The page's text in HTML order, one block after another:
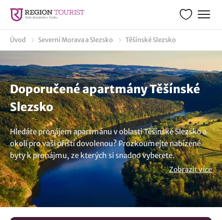
Úvod Severní Morava a Slezsko Těšínské Slezsko
Doporučené apartmány Těšínské
Slezsko
Hledáte pronájem apartmánu v oblasti Těšínské Slezsko a
okolí pro vaši příští dovolenou? Prozkoumejte nabízené
byty k pronájmu, ze kterých si snadno vyberete.
Apartmány a prázdninové byty jsou ideální volbou a
nabídnou vám veškerý komfort a pohodlí během pobytu.
Ať už toužíte po poznávání památek nebo aktivní dovolené
v přírodě, máme pro vás připravené apartmány v regionu
Těšínské Slezsko, které uspokojí vaše preference. V
Zobrazit více